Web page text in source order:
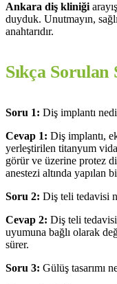
Ankara diş kliniği
duyduk. Unutmayın,
anahtarıdır.
Sıkça Sorulan
Soru 1: Diş implantı
Cevap 1: Diş implantı,
yerleştirilen titanyum
görür ve üzerine protez
anestezi altında yapılan
Soru 2: Diş teli tedavisi
Cevap 2: Diş teli
uyumuna bağlı olarak
sürer.
Soru 3: Gülüş tasarımı